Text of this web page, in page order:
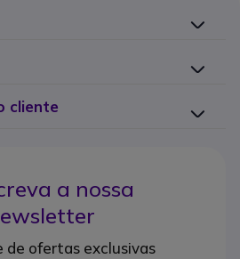
cliente
a nossa
de ofertas exclusivas